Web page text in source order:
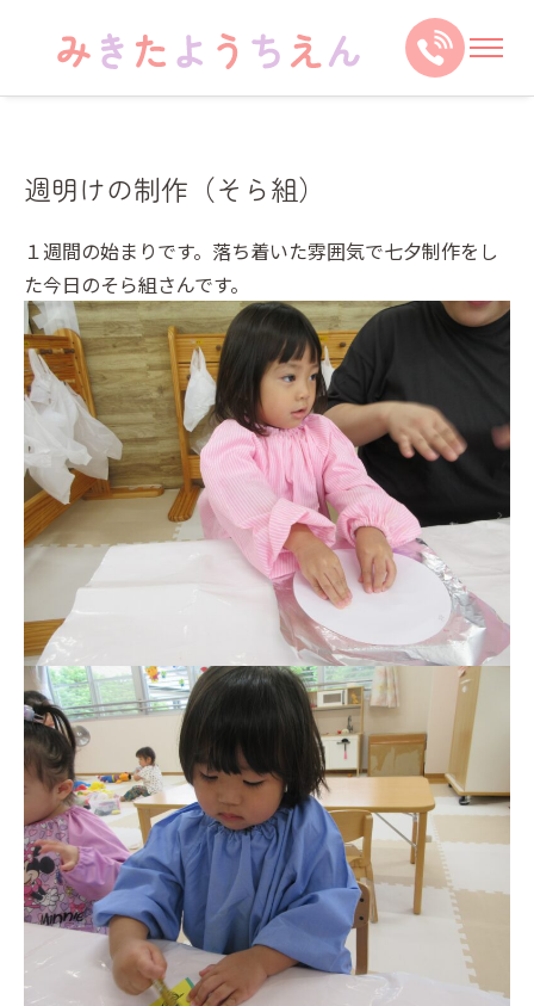
週明けの制作（そら組）
１週間の始まりです。落ち着いた雰囲気で七夕制作をし
た今日のそら組さんです。